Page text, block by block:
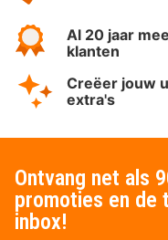
Al 20 jaar
klanten
Creëer jouw
extra's
Ontvang net als
promoties en de
inbox!